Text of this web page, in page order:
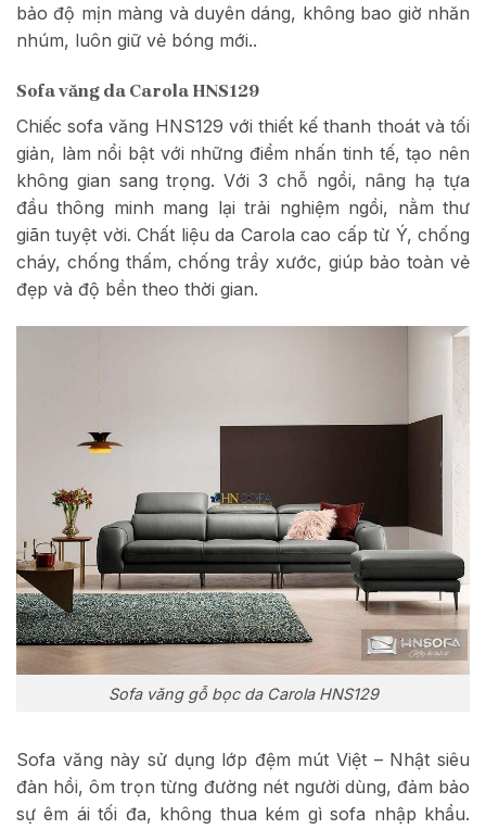
bảo độ mịn màng và duyên dáng, không bao giờ nhăn
nhúm, luôn giữ vẻ bóng mới..
Sofa văng da Carola HNS129
Chiếc sofa văng HNS129 với thiết kế thanh thoát và tối
giản, làm nổi bật với những điểm nhấn tinh tế, tạo nên
không gian sang trọng. Với 3 chỗ ngồi, nâng hạ tựa
đầu thông minh mang lại trải nghiệm ngồi, nằm thư
giãn tuyệt vời. Chất liệu da Carola cao cấp từ Ý, chống
cháy, chống thấm, chống trầy xước, giúp bảo toàn vẻ
đẹp và độ bền theo thời gian.
Sofa văng gỗ bọc da Carola HNS129
Sofa văng này sử dụng lớp đệm mút Việt – Nhật siêu
đàn hồi, ôm trọn từng đường nét người dùng, đảm bảo
sự êm ái tối đa, không thua kém gì sofa nhập khẩu.